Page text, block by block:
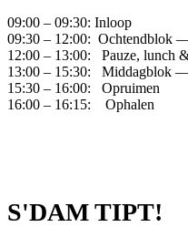
09:00 – 09:30: Inloop
09:30 – 12:00: Ochtendblok
12:00 – 13:00: Pauze, lunch
13:00 – 15:30: Middagblok —
15:30 – 16:00: Opruimen
16:00 – 16:15: Ophalen
S'DAM TIPT!